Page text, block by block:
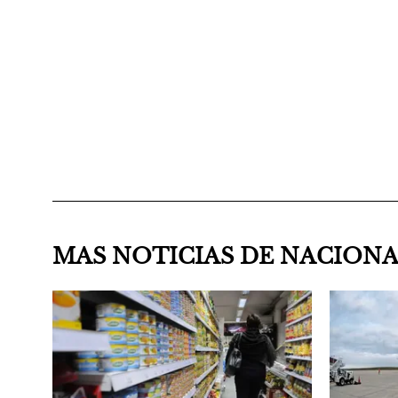
MAS NOTICIAS DE